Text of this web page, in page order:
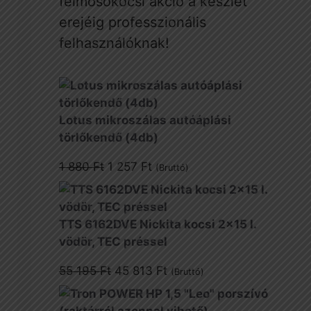
erejéig professzionális
felhasználóknak!
Lotus mikroszálas autóáplási
törlőkendő (4db)
1 880Ft Original
price
was:
1
880 Ft.
1 257 FtCurrent
price
257 Ft.
(Bruttó)
TTS 6162DVE Nickita kocsi 2x15 l.
vödör, TEC préssel
55 195Ft Original
price
was:
45 813 FtCurrent
price
is:
(Bruttó)